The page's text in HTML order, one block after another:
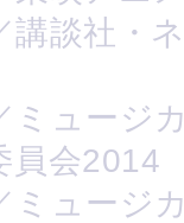
講談社・
ュージ
員会2014
ュージ